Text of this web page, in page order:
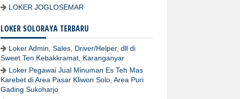
LOKER JOGLOSEMAR
LOKER SOLORAYA TERBARU
Loker Admin, Sales, Driver/Helper, dll di
Sweet Ten Kebakkramat, Karanganyar
Loker Pegawai Jual Minuman Es Teh Mas
Karebet di Area Pasar Kliwon Solo, Area Puri
Gading Sukoharjo